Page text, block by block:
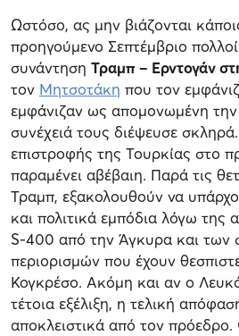
Ωστόσο, ας μην βιάζονται
προηγούμενο Σεπτέμβριο
συνάντηση Τραμπ – Ερντογάν
τον Μητσοτάκη που τον
εμφάνιζαν ως απομονωμένη
συνέχειά τους διέψευσε
επιστροφής της Τουρκίας στο
παραμένει αβέβαιη. Παρά τις
Τραμπ, εξακολουθούν να
και πολιτικά εμπόδια λόγω
S-400 από την Άγκυρα και των
περιορισμών που έχουν
Κογκρέσο. Ακόμη και αν ο
τέτοια εξέλιξη, η τελική
αποκλειστικά από τον πρόεδρο.